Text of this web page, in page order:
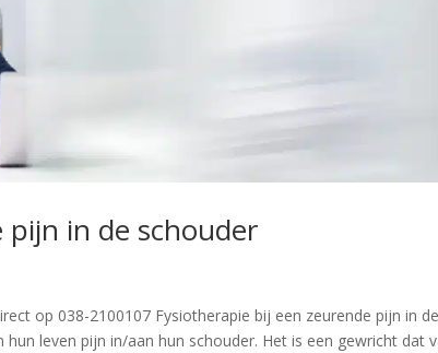
pijn in de schouder
op 038-2100107 Fysiotherapie bij een zeurende pijn in
leven pijn in/aan hun schouder. Het is een gewricht dat